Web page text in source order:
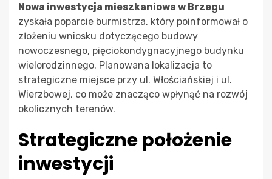
Nowa inwestycja mieszkaniowa w Brzegu
zyskała poparcie burmistrza, który poinformował o
złożeniu wniosku dotyczącego budowy
nowoczesnego, pięciokondygnacyjnego budynku
wielorodzinnego. Planowana lokalizacja to
strategiczne miejsce przy ul. Włościańskiej i ul.
Wierzbowej, co może znacząco wpłynąć na rozwój
okolicznych terenów.
Strategiczne położenie
inwestycji